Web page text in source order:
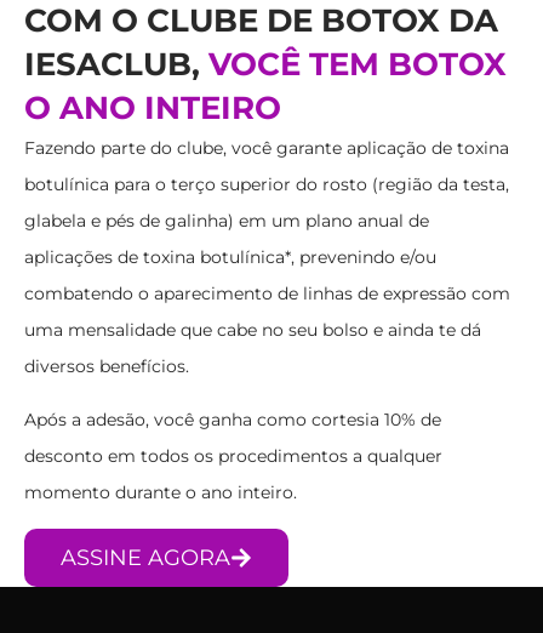
COM O CLUBE DE BOTOX DA
IESACLUB, VOCÊ TEM BOTOX
O ANO INTEIRO
Fazendo parte do clube, você garante aplicação de toxina
botulínica para o terço superior do rosto (região da testa,
glabela e pés de galinha) em um plano anual de
aplicações de toxina botulínica*, prevenindo e/ou
combatendo o aparecimento de linhas de expressão com
uma mensalidade que cabe no seu bolso e ainda te dá
diversos benefícios.
Após a adesão, você ganha como cortesia 10% de
desconto em todos os procedimentos a qualquer
momento durante o ano inteiro.
ASSINE AGORA